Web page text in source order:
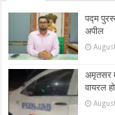
पद्म
अपील
अमृतसर
वायरल